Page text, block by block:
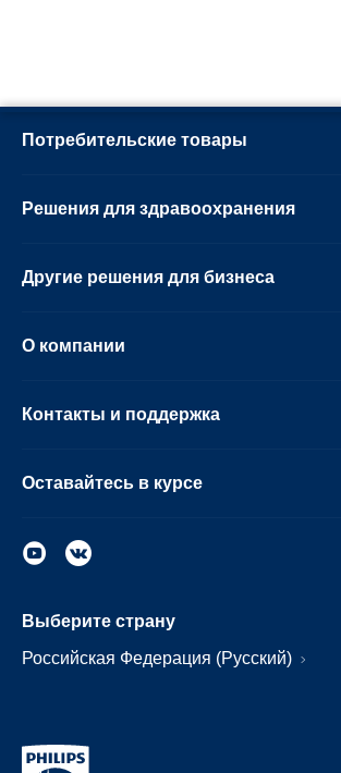
Потребительские товары
Решения для здравоохранения
Другие решения для бизнеса
О компании
Контакты и поддержка
Оставайтесь в курсе
Выберите страну
Российская Федерация (Русский)